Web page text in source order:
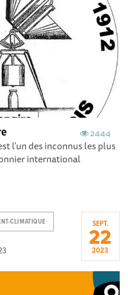
2444
l’un des inconnus les plus
international
CLIMATIQUE SEPT.
22
2023